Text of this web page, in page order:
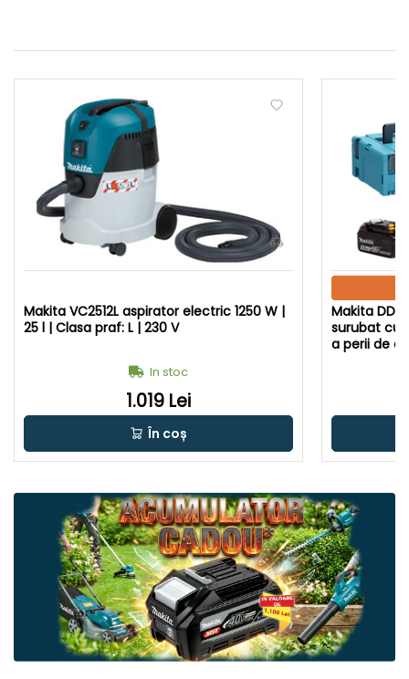
Makita VC2512L aspirator electric 1250 W |
25 l | Clasa praf: L | 230 V
In stoc
1.019 Lei
În coș
Makita
surubat cu
a perii de